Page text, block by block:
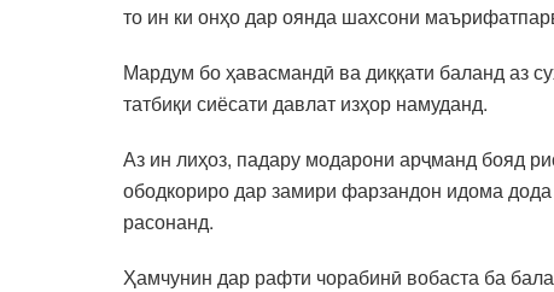
то ин ки онҳо дар оянда шахсони
Мардум бо ҳавасмандӣ ва диққати баланд аз
татбиқи сиёсати давлат изҳор намуданд.
Аз ин лиҳоз, падару модарони арҷманд бояд
ободкориро дар замири фарзандон идома
расонанд.
Ҳамчунин дар рафти чорабинӣ вобаста ба